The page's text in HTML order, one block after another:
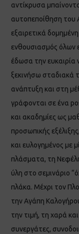
αντίκρυσα
αυτοπεποίθηση του
εξαιρετικά
ενθουσιασμός όλων
έδωσα την ευκαιρία
ξεκινήσω σταδιακά
ανάπτυξη και στη
γράφονται σε ένα
και ακαδημίες ως
προσωπικής
και ευλογημένος με
πλάσματα, τη
ύλη στο σεμινάριο
πλάκα. Μέχρι τον
την Αγάπη
την τιμή, τη χαρά
συνεργάτες,